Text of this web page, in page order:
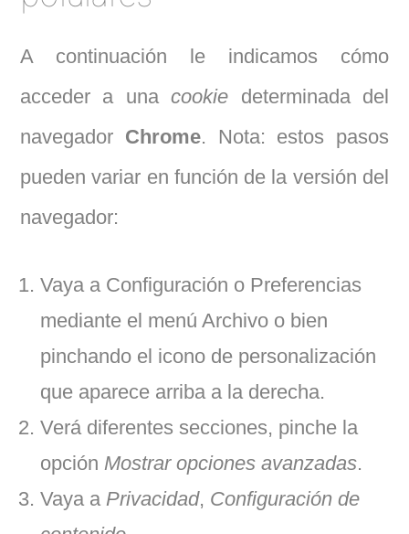
A continuación le indicamos cómo
acceder a unacookie determinada del
navegador Chrome. Nota: estos pasos
pueden variar en función de la versión del
navegador:
Vaya a Configuración o Preferencias
mediante el menú Archivo o bien
pinchando el icono de personalización
que aparece arriba a la derecha.
Verá diferentes secciones, pinche la
opción Mostrar opciones avanzadas.
Vaya a Privacidad, Configuración de